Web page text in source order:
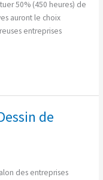
50% (450 heures) de
auront le choix
entreprises
de
des entreprises